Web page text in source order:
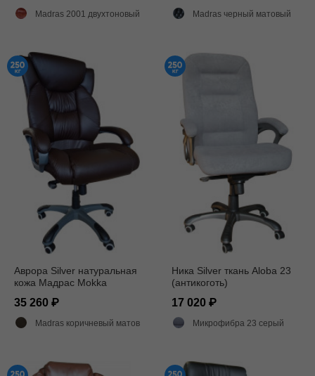
Madras 2001 двухтоновый глянец Madras черный матовый
Аврора Silver натуральная
кожа Мадрас Mokka
35 260
Madras коричневый матовый
Ника Silver ткань Aloba 23
(антикоготь)
17 020
Микрофибра 23 серый